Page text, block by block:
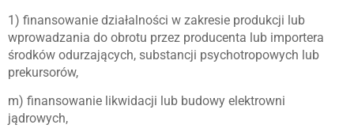
1) finansowanie działalności w zakresie produkcji lub
wprowadzania do obrotu przez producenta lub importera
środków odurzających, substancji psychotropowych lub
prekursorów,
m) finansowanie likwidacji lub budowy elektrowni
jądrowych,